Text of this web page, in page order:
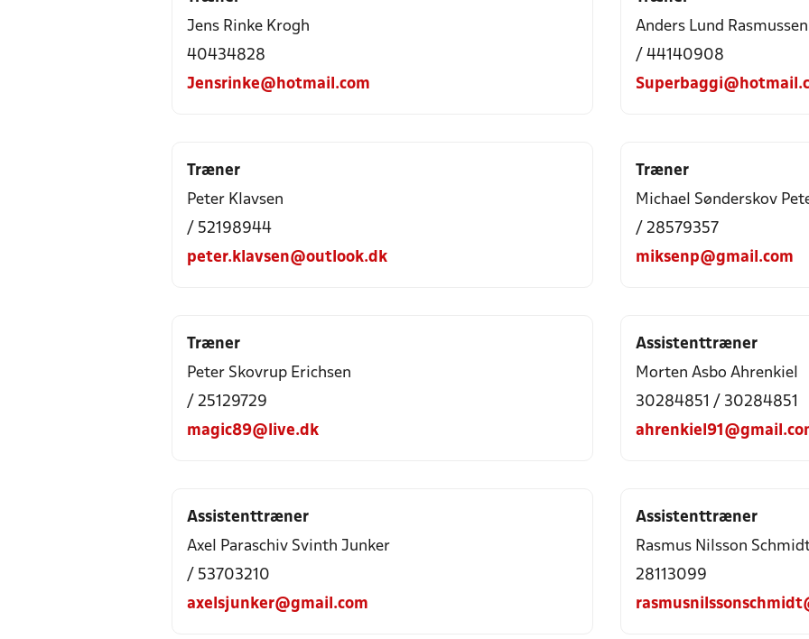
Jens Rinke Krogh
40434828
Jensrinke@hotmail.com
Anders Lund Rasmussen
/ 44140908
Træner
Peter Klavsen
/ 52198944
peter.klavsen@outlook.dk
Træner
Michael Sønderskov
/ 28579357
miksenp@gmail.com
Træner
Peter Skovrup Erichsen
/ 25129729
magic89@live.dk
Assistenttræner
Morten Asbo Ahrenkiel
30284851 / 30284851
Assistenttræner
Axel Paraschiv Svinth Junker
/ 53703210
axelsjunker@gmail.com
Assistenttræner
Rasmus Nilsson
28113099